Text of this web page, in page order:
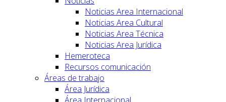
Noticias Area Internacional
Noticias Area Cultural
Noticias Area Técnica
Noticias Area Jurídica
Hemeroteca
Recursos comunicación
Áreas de trabajo
Área Jurídica